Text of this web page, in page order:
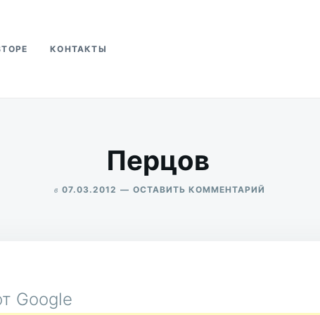
КОНТАКТЫ
Перцов
в 07.03.2012 ОСТАВИТЬ КОММЕНТАРИЙ
Google